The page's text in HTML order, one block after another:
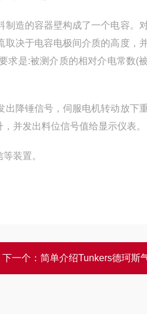
造的容器壁构成了一个电容。
决于电容电极间介质的高度，
求是:被测介质的相对介电常数(
降锤信号，伺服电机转动放下
并发出料位信号值给显示仪表。
装置。
下一个： 简单介绍Tunkers德珂斯